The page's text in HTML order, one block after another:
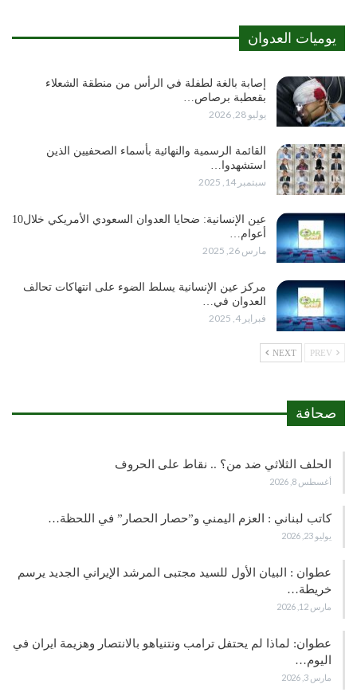
يوميات العدوان
إصابة بالغة لطفلة في الرأس من منطقة الشعلاء
بقعطبة برصاص…
يوليو 28, 2026
القائمة الرسمية والنهائية بأسماء الصحفيين الذين
استشهدوا…
سبتمبر 14, 2025
عين الإنسانية: ضحايا العدوان السعودي الأمريكي خلال10
أعوام…
مارس 26, 2025
مركز عين الإنسانية يسلط الضوء على انتهاكات تحالف
العدوان في…
فبراير 4, 2025
NEXT
صحافة
الحلف الثلاثي ضد من؟ .. نقاط على الحروف
أغسطس 8, 2026
كاتب لبناني : العزم اليمني و”حصار الحصار” في اللحظة…
يوليو 23, 2026
عطوان : البيان الأول للسيد مجتبى المرشد الإيراني الجديد يرسم
خريطة…
مارس 12, 2026
عطوان: لماذا لم يحتفل ترامب ونتنياهو بالانتصار وهزيمة ايران في
اليوم…
مارس 3, 2026